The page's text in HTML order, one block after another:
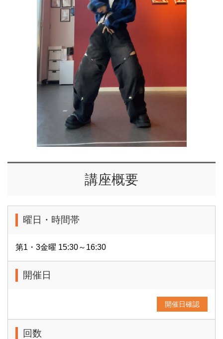
講座概要
曜日・時間帯
第1・3金曜 15:30～16:30
開催日
開催日確認
回数